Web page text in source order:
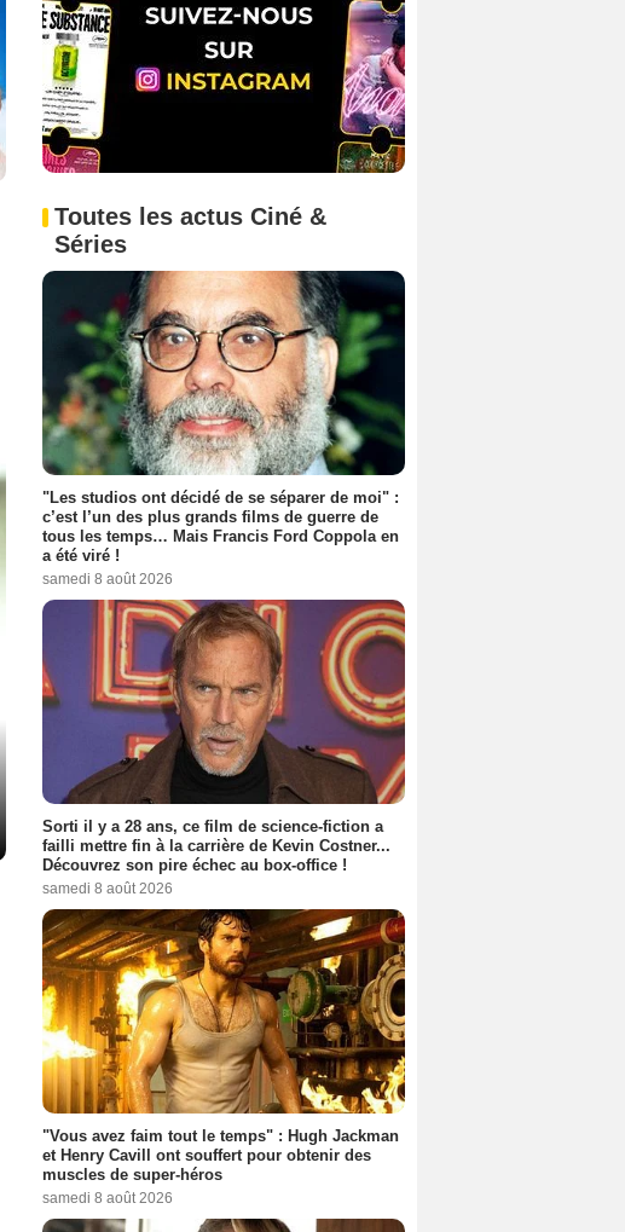
Toutes les actus Ciné &
Séries
"Les studios ont décidé de se séparer de moi" :
c’est l’un des plus grands films de guerre de
tous les temps… Mais Francis Ford Coppola en
a été viré !
samedi 8 août 2026
Sorti il y a 28 ans, ce film de science-fiction a
failli mettre fin à la carrière de Kevin Costner...
Découvrez son pire échec au box-office !
samedi 8 août 2026
"Vous avez faim tout le temps" : Hugh Jackman
et Henry Cavill ont souffert pour obtenir des
muscles de super-héros
samedi 8 août 2026